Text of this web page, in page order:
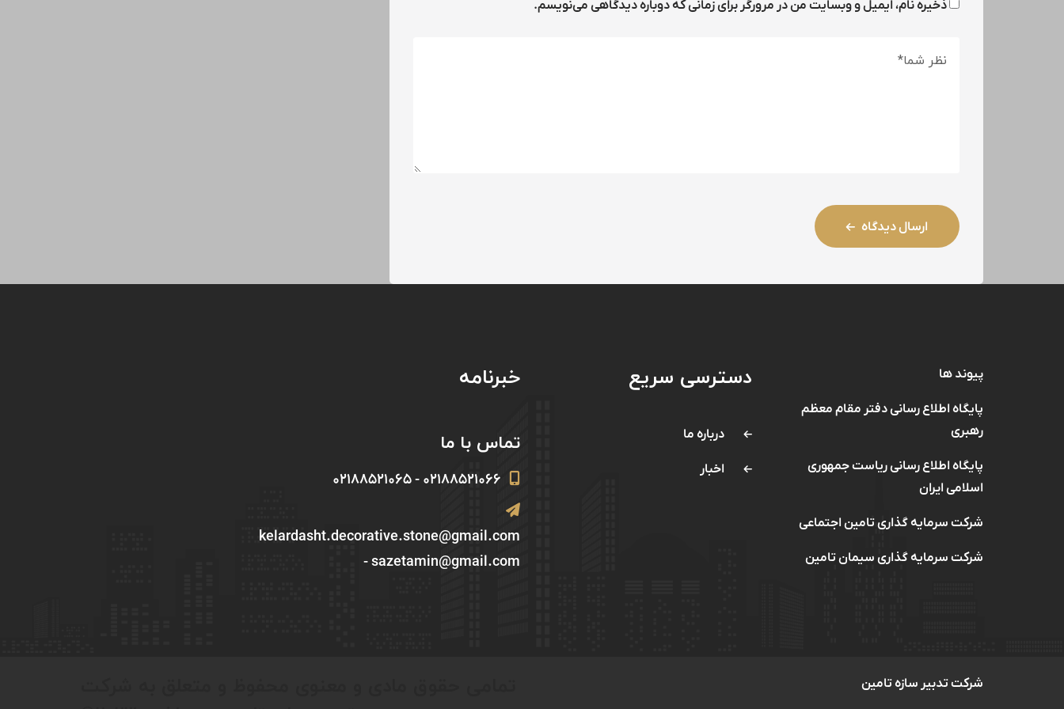
ذخیره نام، ایمیل و وبسایت من در مرورگر برای زمانی که دوباره دیدگاهی می‌نویسم.
ارسال دیدگاه
پیوند ها
پایگاه اطلاع رسانی دفتر مقام معظم
رهبری
پایگاه اطلاع رسانی ریاست جمهوری
اسلامی ایران
شرکت سرمایه گذاری تامین اجتماعی
شرکت سرمایه گذاری سیمان تامین
دسترسی سریع
درباره ما
اخبار
خبرنامه
تماس با ما
۰۲۱۸۸۵۲۱۰۶۶ - ۰۲۱۸۸۵۲۱۰۶۵
kelardasht.decorative.stone@gmail.com
- sazetamin@gmail.com
شرکت تدبیر سازه تامین